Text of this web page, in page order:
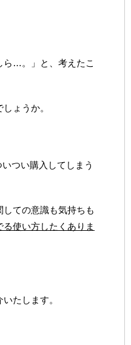
ら…。」と、考えたこ
ょうか。
つい購入してしまう
ての意識も気持ちも
使い方したくありま
たします。